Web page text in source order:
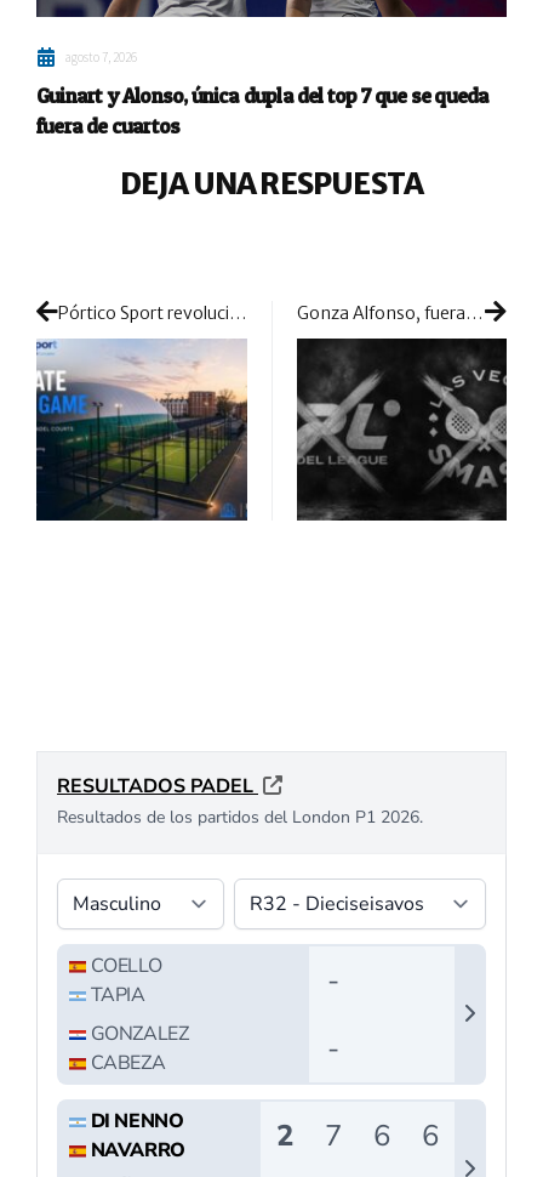
agosto 7, 2026
Guinart y Alonso, única dupla del top 7 que se queda
fuera de cuartos
DEJA UNA RESPUESTA
Pórtico Sport revoluciona el pádel con una plataforma elevada para las pistas Gonza Alfonso, fuera de la PPL 2026: “Me dejan fuera sin una explicación coherente”